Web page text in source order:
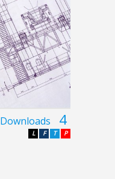
Downloads 4
P
T
F
L